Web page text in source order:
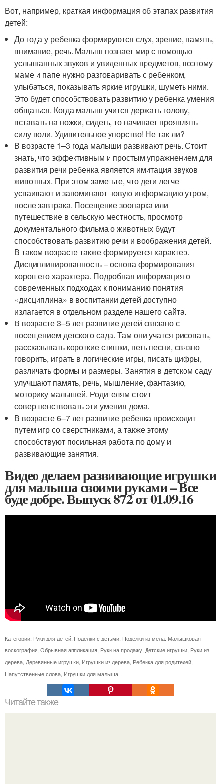
Вот, например, краткая информация об этапах развития
детей:
До года у ребенка формируются слух, зрение, память,
внимание, речь. Малыш познает мир с помощью
услышанных звуков и увиденных предметов, поэтому
маме и папе нужно разговаривать с ребенком,
улыбаться, показывать яркие игрушки, шуметь ними.
Это будет способствовать развитию у ребенка умения
общаться. Когда малыш учится держать голову,
вставать на ножки, сидеть, то начинает проявлять
силу воли. Удивительное упорство! Не так ли?
В возрасте 1–3 года малыши развивают речь. Стоит
знать, что эффективным и простым упражнением для
развития речи ребенка является имитация звуков
животных. При этом заметьте, что дети легче
усваивают и запоминают новую информацию утром,
после завтрака. Посещение зоопарка или
путешествие в сельскую местность, просмотр
документального фильма о животных будут
способствовать развитию речи и воображения детей.
В таком возрасте также формируется характер.
Дисциплинированность – основа формирования
хорошего характера. Подробная информация о
современных подходах к пониманию понятия
«дисциплина» в воспитании детей доступно
излагается в отдельном разделе нашего сайта.
В возрасте 3–5 лет развитие детей связано с
посещением детского сада. Там они учатся рисовать,
рассказывать короткие стишки, петь песни, связно
говорить, играть в логические игры, писать цифры,
различать формы и размеры. Занятия в детском саду
улучшают память, речь, мышление, фантазию,
моторику малышей. Родителям стоит
совершенствовать эти умения дома.
В возрасте 6–7 лет развитие ребенка происходит
путем игр со сверстниками, а также этому
способствуют посильная работа по дому и
развивающие занятия.
Видео делаем развивающие игрушки
для малыша своими руками – Все
буде добре. Выпуск 872 от 01.09.16
Категории: Руки для детей Поделки с детьми Поделки из мела Малышковая
воскография Обрывная аппликация Руки на продажу Детские игрушки Руки из
дерева Деревянные игрушки Игрушки из дерева Ребенка для родителей
Напутственные слова Игрушки для малыша
Читайте также